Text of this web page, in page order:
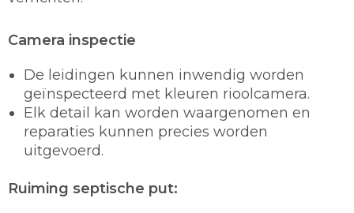
Camera inspectie
De leidingen kunnen inwendig worden
geïnspecteerd met kleuren rioolcamera.
Elk detail kan worden waargenomen en
reparaties kunnen precies worden
uitgevoerd.
Ruiming septische put: